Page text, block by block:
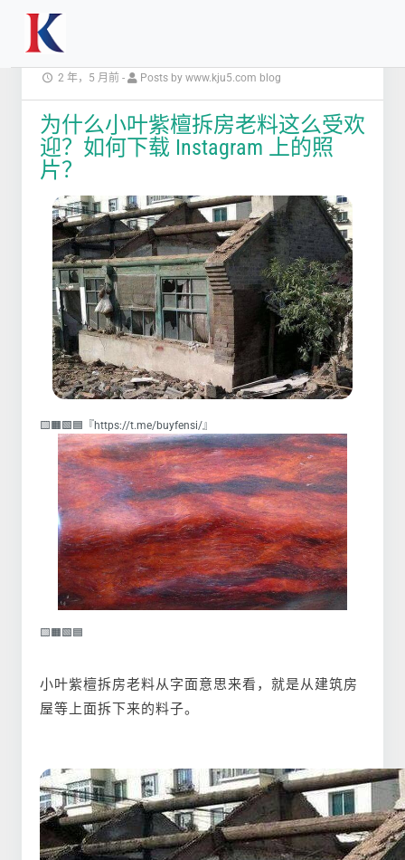
2 年，5 月前 - Posts by www.kju5.com blog
为什么小叶紫檀拆房老料这么受欢
迎？如何下载 Instagram 上的照
片？
🟨🟧🟩🟦『https://t.me/buyfensi/』
🟨🟧🟩🟦
小叶紫檀拆房老料从字面意思来看，就是从建筑房
屋等上面拆下来的料子。